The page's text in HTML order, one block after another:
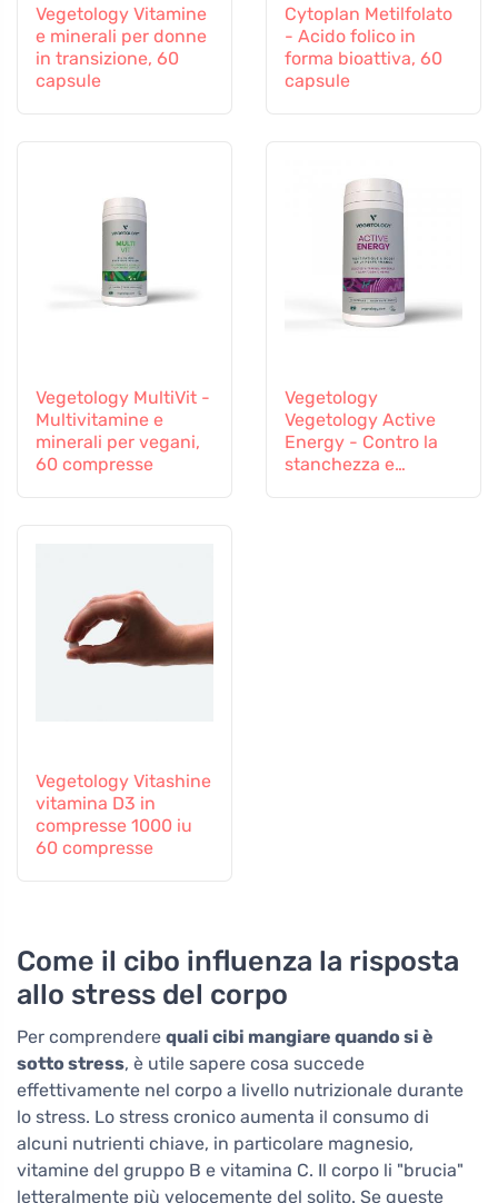
Vegetology Vitamine
e minerali per donne
in transizione, 60
capsule
Cytoplan Metilfolato
- Acido folico in
forma bioattiva, 60
capsule
Vegetology MultiVit -
Multivitamine e
minerali per vegani,
60 compresse
Vegetology
Vegetology Active
Energy - Contro la
stanchezza e
Vegetology Vitashine
vitamina D3 in
compresse 1000 iu
60 compresse
Come il cibo influenza la risposta
allo stress del corpo
Per comprendere quali cibi mangiare quando si è
sotto stress, è utile sapere cosa succede
effettivamente nel corpo a livello nutrizionale durante
lo stress. Lo stress cronico aumenta il consumo di
alcuni nutrienti chiave, in particolare magnesio,
vitamine del gruppo B e vitamina C. Il corpo li "brucia"
letteralmente più velocemente del solito. Se queste